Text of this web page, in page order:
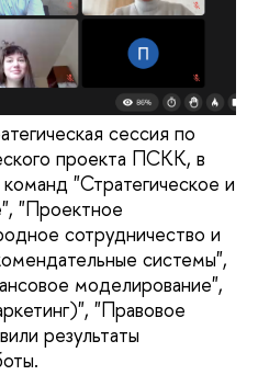
сессия по
проекта ПСКК, в
"Стратегическое и
"Проектное
сотрудничество и
системы",
моделирование",
"Правовое
результаты